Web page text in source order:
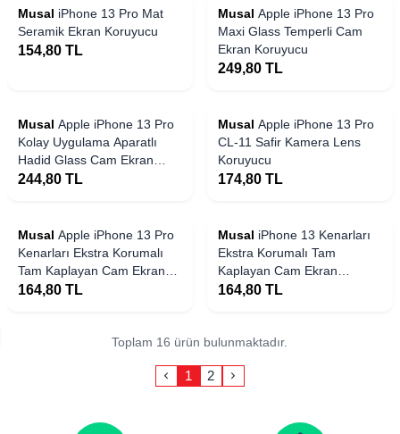
Musal iPhone 13 Pro Mat
Seramik Ekran Koruyucu
154,80 TL
Musal Apple iPhone 13 Pro
Maxi Glass Temperli Cam
Ekran Koruyucu
249,80 TL
Musal Apple iPhone 13 Pro
Kolay Uygulama Aparatlı
Hadid Glass Cam Ekran
Koruyucu
244,80 TL
Musal Apple iPhone 13 Pro
CL-11 Safir Kamera Lens
Koruyucu
174,80 TL
Musal Apple iPhone 13 Pro
Kenarları Ekstra Korumalı
Tam Kaplayan Cam Ekran
Koruyucu
164,80 TL
Musal iPhone 13 Kenarları
Ekstra Korumalı Tam
Kaplayan Cam Ekran
Koruyucu
164,80 TL
Toplam 16 ürün bulunmaktadır.
1 2